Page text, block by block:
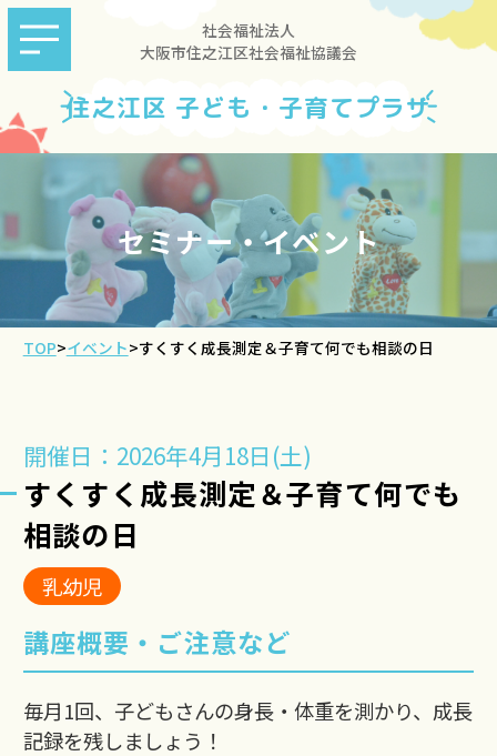
社会福祉法人
大阪市住之江区社会福祉協議会
住之江区 子ども・子育てプラザ
セミナー・イベント
TOP>イベント>すくすく成長測定＆子育て何でも相談の日
開催日：2026年4月18日(土)
すくすく成長測定＆子育て何でも
相談の日
乳幼児
講座概要・ご注意など
毎月1回、子どもさんの身長・体重を測かり、成長
記録を残しましょう！